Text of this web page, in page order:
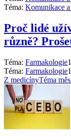
Téma: Komunikace a
Proč lidé
různě?
Téma: Farmakologie
Téma: Farmakologie
Z medicínyTéma